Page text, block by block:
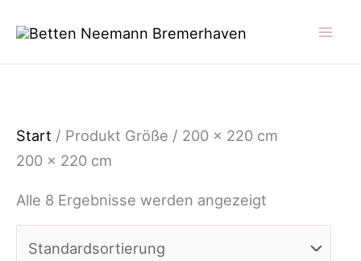
Inhalt
Start / Produkt Größe / 200 x 220 cm
200 x 220 cm
Alle 8 Ergebnisse werden angezeigt